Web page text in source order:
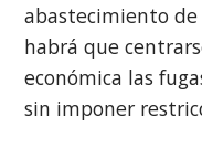
abastecimiento de
habrá que
económica las
sin imponer